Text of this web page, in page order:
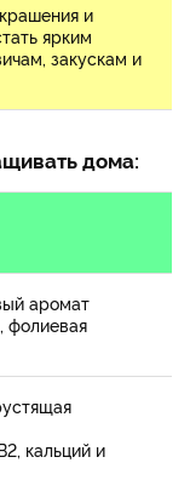
и
ярким
закускам и
дома:
аромат
фолиевая
кальций и